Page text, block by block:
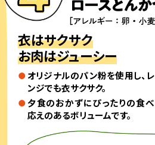
衣はサクサク
お肉はジューシー
オリジナルのパン粉を使用し、レ
ンジでも衣サクサク。
夕食のおかずにぴったりの食べ
応えのあるボリュームです。